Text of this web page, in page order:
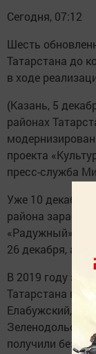
Сегодня, 07:12
Шесть
Татарстана до
в ходе
(Казань, 5
районах
проекта
пресс-служба
Уже 10 декабря
района
«Радужный». В
26 декабря, а в
В 2019 году
Татарстана
Елабужский,
получили